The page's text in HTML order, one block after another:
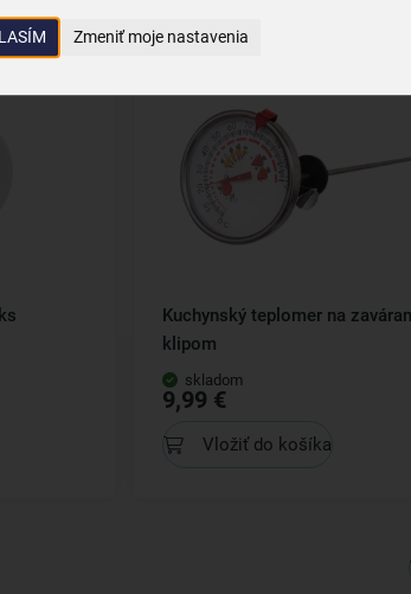
Zmeniť moje nastavenia
Kuchynský teplomer na
klipom
skladom
9,99 €
Vložiť do košíka